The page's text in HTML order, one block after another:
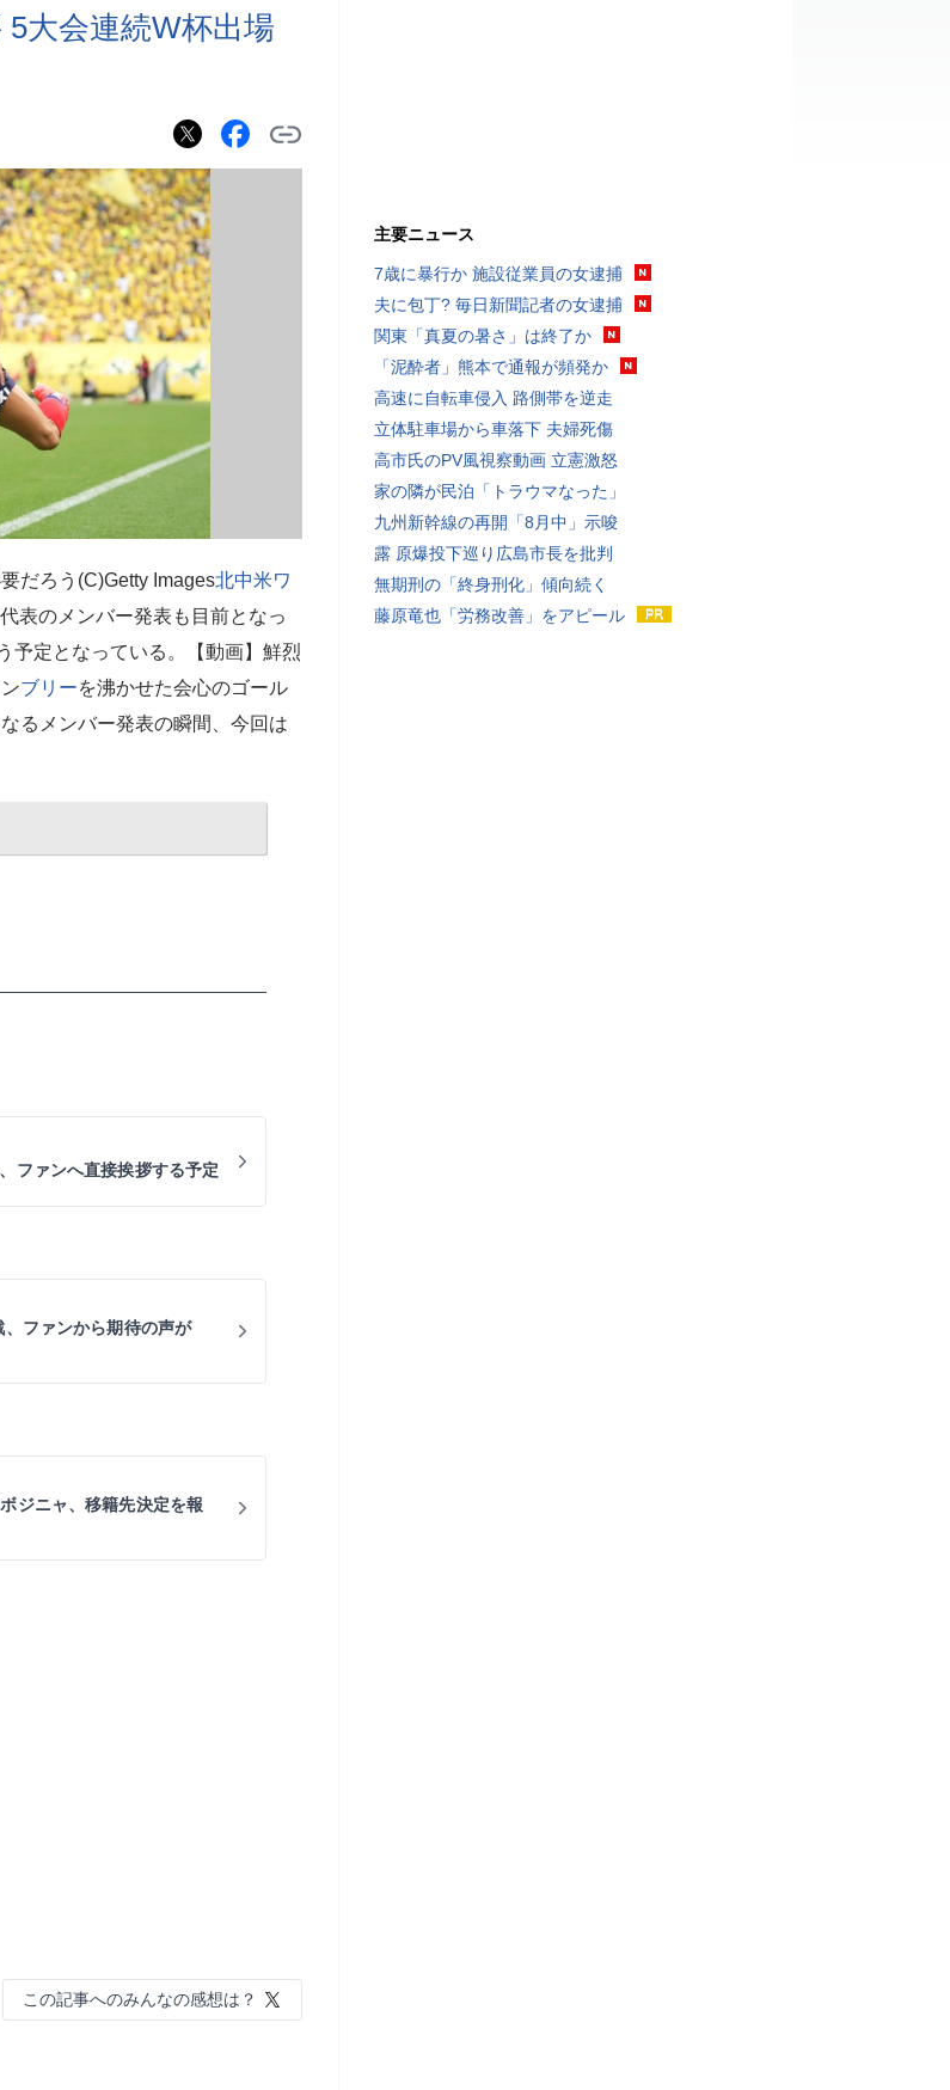
大会連続W杯出場
だろう(C)Getty Images北中米ワ
表のメンバー発表も目前となっ
予定となっている。【動画】鮮烈
ブリーを沸かせた会心のゴール
るメンバー発表の瞬間、今回は
ファンへ直接挨拶する予定
ファンから期待の声が
ジニャ、移籍先決定を報
この記事へのみんなの感想は？
主要ニュース
7歳に暴行か 施設従業員の女逮捕
夫に包丁? 毎日新聞記者の女逮捕
関東「真夏の暑さ」は終了か
「泥酔者」熊本で通報が頻発か
高速に自転車侵入 路側帯を逆走
立体駐車場から車落下 夫婦死傷
高市氏のPV風視察動画 立憲激怒
家の隣が民泊「トラウマなった」
九州新幹線の再開「8月中」示唆
露 原爆投下巡り広島市長を批判
無期刑の「終身刑化」傾向続く
藤原竜也「労務改善」をアピール